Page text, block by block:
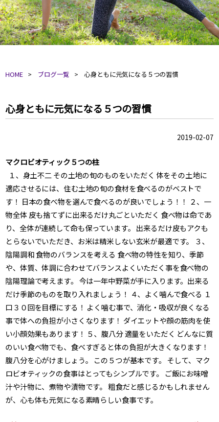
HOME ブログ一覧 心身ともに元気になる５つの習慣
心身ともに元気になる５つの習慣
2019-02-07
マクロビオティック５つの柱
１、身土不二 その土地の旬のものをいただく 体をその土地に
適応させるには、住む土地の旬の食材を食べるのがベストで
す！ 日本の食べ物を選んで食べるのが良いでしょう！！ ２、一
物全体 皮も捨てずに出来るだけ丸ごといただく 食べ物は命であ
り、全体が連続して命も保っています。 出来るだけ皮もアクも
とらないでいただき、お米は精米しない玄米が最適です。 ３、
陰陽調和 食物のバランスを考える 食べ物の特性を知り、季節
や、体質、体調に合わせてバランスよくいただく事を食べ物の
陰陽理論で考えます。 今は一年中野菜が手に入ります。出来る
だけ季節のものを取り入れましょう！ ４、よく噛んで食べる １
口３０回を目標にする！ よく噛む事で、消化・吸収が良くなる
事で体への負担が小さくなります！ ダイエットや顔の筋肉を使
い小顔効果もあります！ ５、腹八分 適量をいただく どんなに質
のいい食べ物でも、食べすぎると体の負担が大きくなります！
腹八分を心がけましょう。 この５つが基本です。 そして、マク
ロビオティックの食事はとってもシンプルです。 ご飯にお味噌
汁や汁物に、煮物や漬物です。 粗食だと感じるかもしれません
が、心も体も元気になる素晴らしい食事です。